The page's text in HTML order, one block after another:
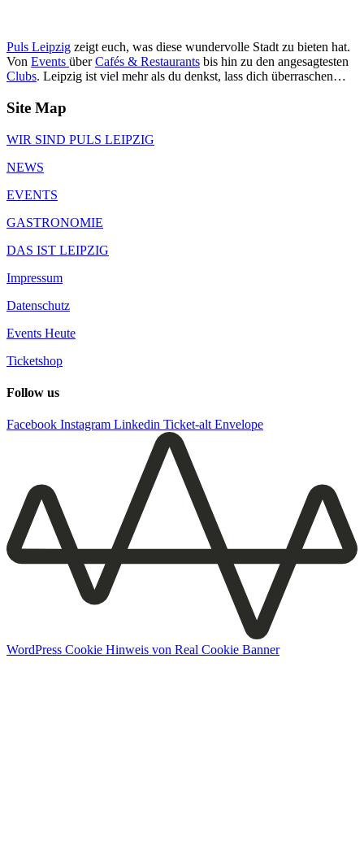
Puls Leipzig zeigt euch, was diese wundervolle Stadt zu bieten hat.
Von Events überCafés & Restaurants bis hin zu den angesagtesten
Clubs. Leipzig ist viel mehr als du denkst, lass dich überraschen…
Site Map
WIR SIND PULS LEIPZIG
NEWS
EVENTS
GASTRONOMIE
DAS IST LEIPZIG
Impressum
Datenschutz
Events Heute
Ticketshop
Follow us
Facebook Instagram Linkedin Ticket-alt Envelope
WordPress Cookie Hinweis von Real Cookie Banner